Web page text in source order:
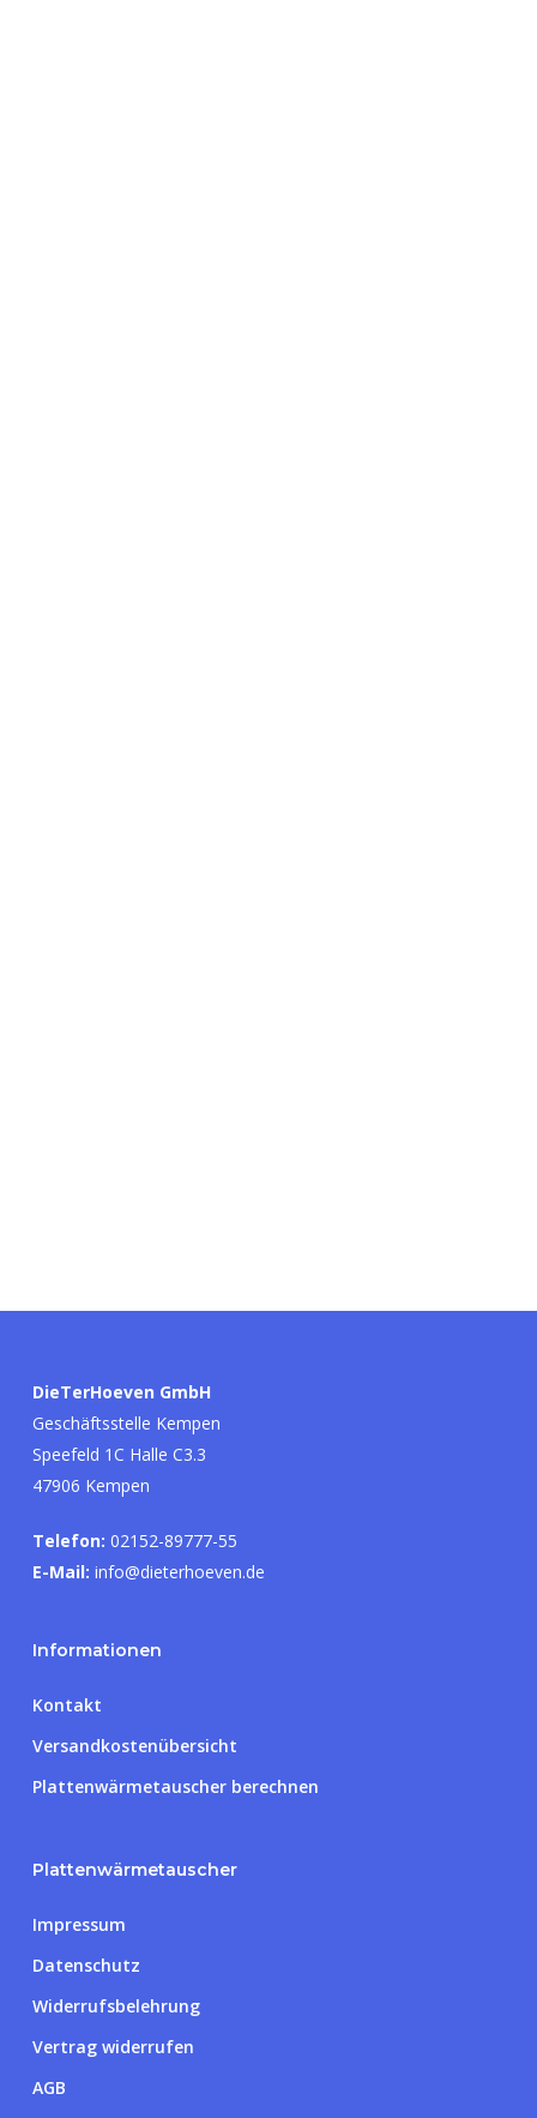
DieTerHoeven GmbH
Geschäftsstelle Kempen
Speefeld 1C Halle C3.3
47906 Kempen
Telefon: 02152-89777-55
E-Mail: info@dieterhoeven.de
Informationen
Kontakt
Versandkostenübersicht
Plattenwärmetauscher berechnen
Plattenwärmetauscher
Impressum
Datenschutz
Widerrufsbelehrung
Vertrag widerrufen
AGB